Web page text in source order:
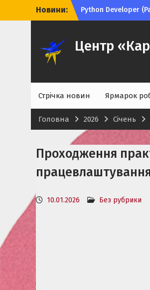
Новини:
Python Developer
можливість для
запрошує студентів
роботу
Центр
Стрічка новин Ярмарок
Головна 2026 Січень
Проходження
10.01.2026 Без рубрики